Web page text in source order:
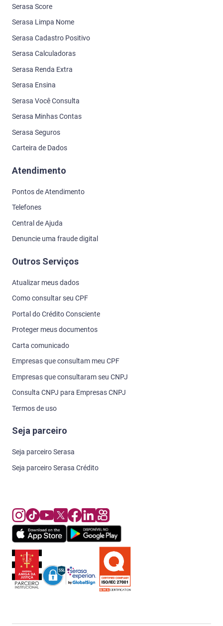
Serasa Score
Serasa Limpa Nome
Serasa Cadastro Positivo
Serasa Calculadoras
Serasa Renda Extra
Serasa Ensina
Serasa Você Consulta
Serasa Minhas Contas
Serasa Seguros
Carteira de Dados
Atendimento
Pontos de Atendimento
Telefones
Central de Ajuda
Denuncie uma fraude digital
Outros Serviços
Atualizar meus dados
Como consultar seu CPF
Portal do Crédito Consciente
Proteger meus documentos
Carta comunicado
Empresas que consultam meu CPF
Empresas que consultaram seu CNPJ
Consulta CNPJ para Empresas CNPJ
Termos de uso
Seja parceiro
Seja parceiro Serasa
Seja parceiro Serasa Crédito